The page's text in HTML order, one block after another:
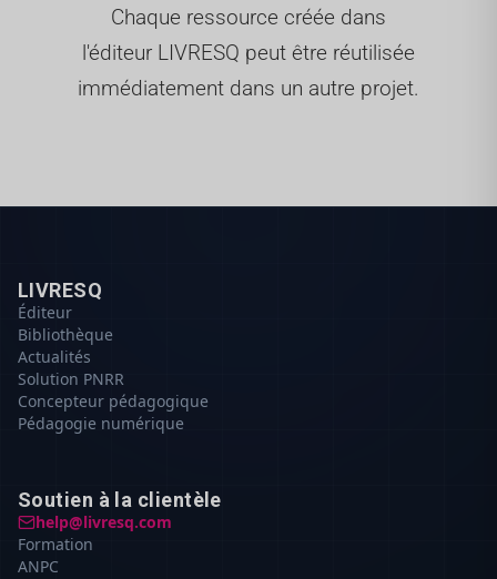
Chaque ressource créée dans
l'éditeur LIVRESQ peut être réutilisée
immédiatement dans un autre projet.
LIVRESQ
Éditeur
Bibliothèque
Actualités
Solution PNRR
Concepteur pédagogique
Pédagogie numérique
Soutien à la clientèle
help@livresq.com
Formation
ANPC